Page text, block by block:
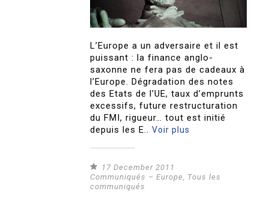
L’Europe a un adversaire et il est
puissant : la finance anglo-
saxonne ne fera pas de cadeaux à
l’Europe. Dégradation des notes
des Etats de l’UE, taux d’emprunts
excessifs, future restructuration
du FMI, rigueur… tout est initié
depuis les E..Voir plus
17 December 2011
Communiqués – Europe, Tous les
communiqués